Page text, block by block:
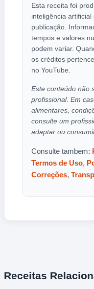
Esta receita foi
inteligência
publicação.
tempos e valores
podem variar.
os créditos
no YouTube.
Este conteúdo não
profissional. Em
alimentares,
consulte um
adaptar ou
Consulte tambem:
Termos de Uso,
Correções,
Receitas